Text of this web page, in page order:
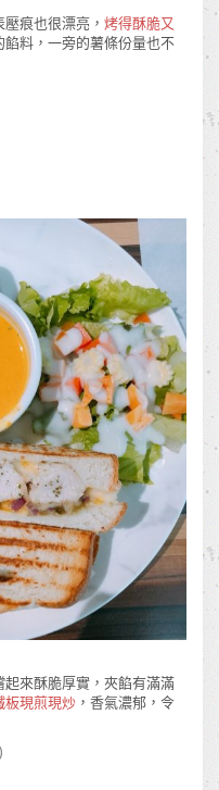
痕也很漂亮， 烤得酥脆又
餡料，一旁的薯條份量也不
來酥脆厚實，夾餡有滿滿
板現煎現炒 ，香氣濃郁，令